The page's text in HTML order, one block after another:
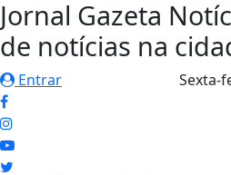
Jornal Gazeta
de notícias na
Entrar Sexta-